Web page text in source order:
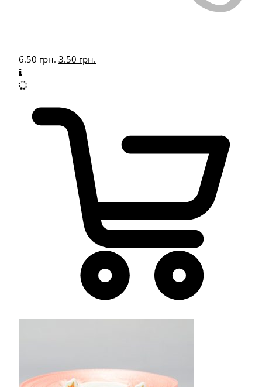
6.50грн. 3.50 грн.